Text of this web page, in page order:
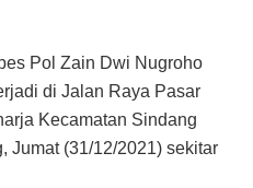
Pol Zain Dwi Nugroho
di Jalan Raya Pasar
Kecamatan Sindang
Jumat (31/12/2021) sekitar